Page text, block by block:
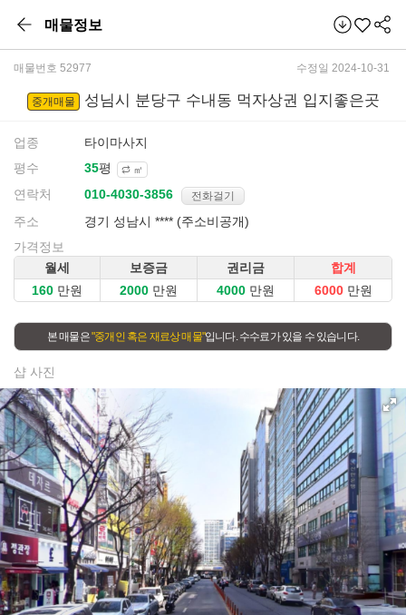
매물정보
매물번호 52977 수정일 2024-10-31
중개매물 성님시 분당구 수내동 먹자상권 입지좋은곳
업종
타이마사지
평수
평 ㎡
연락처 전화걸기
주소
경기 성남시 **** (주소비공개)
가격정보
월세
보증금 권리금
합계
만원
만원 만원 만원
본 매물은"중개인 혹은 재료상 매물"입니다. 수수료가 있을 수 있습니다.
샵 사진